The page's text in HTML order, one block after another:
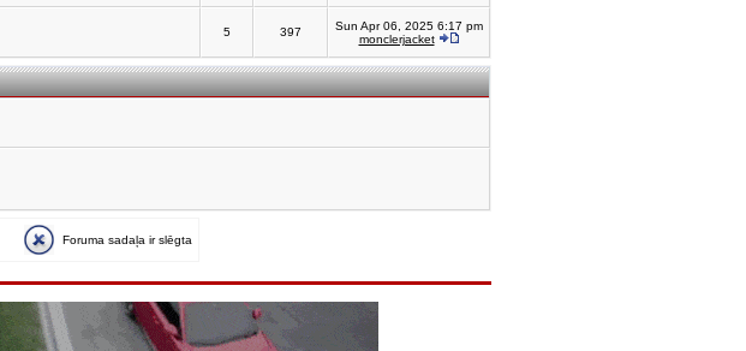
5 397
Sun Apr 06, 2025 6:17 pm
monclerjacket
Foruma sadaļa ir slēgta